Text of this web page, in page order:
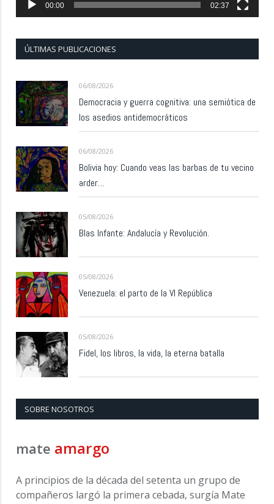
00:00 02:37
ÚLTIMAS PUBLICACIONES
06/08/2026
Democracia y guerra cognitiva: una semiótica de
los asedios antidemocráticos
06/08/2026
Bolivia hoy: Cuando veas las barbas de tu vecino
arder…
05/08/2026
Blas Infante: Andalucía y Revolución.
05/08/2026
Venezuela: el parto de la VI República
05/08/2026
Fidel, los libros, la vida, la eterna batalla
SOBRE NOSOTROS
mate amargo
A principios de la década del setenta un grupo de
compañeros largó la primera cebada, surgía Mate